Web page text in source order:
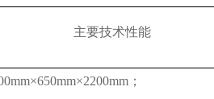
主要技术性能
×650mm×2200mm ；